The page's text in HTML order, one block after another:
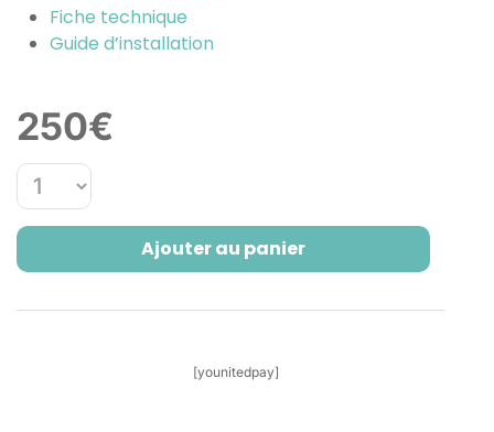
Fiche technique
Guide d’installation
250€
Ajouter au panier
[younitedpay]